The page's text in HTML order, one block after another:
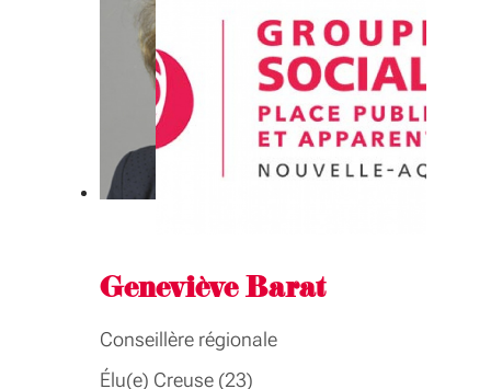
GROUPE INTER-ASSEMBLÉE
Formation professionnelle, emploi,
apprentissage
Geneviève Barat
Conseillère régionale
Élu(e) Creuse (23)